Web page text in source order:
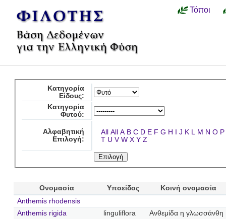
Τόποι
Κατηγορία
Είδους:
Κατηγορία
Φυτού:
Αλφαβητική
Επιλογή:
All All A B C D E F G H I J K L M N O P
T U V W X Y Z
Ονομασία Υποείδος
Κοινή ονομασία
Anthemis rhodensis
Anthemis rigida
linguliflora
Ανθεμίδα η γλωσσάνθη